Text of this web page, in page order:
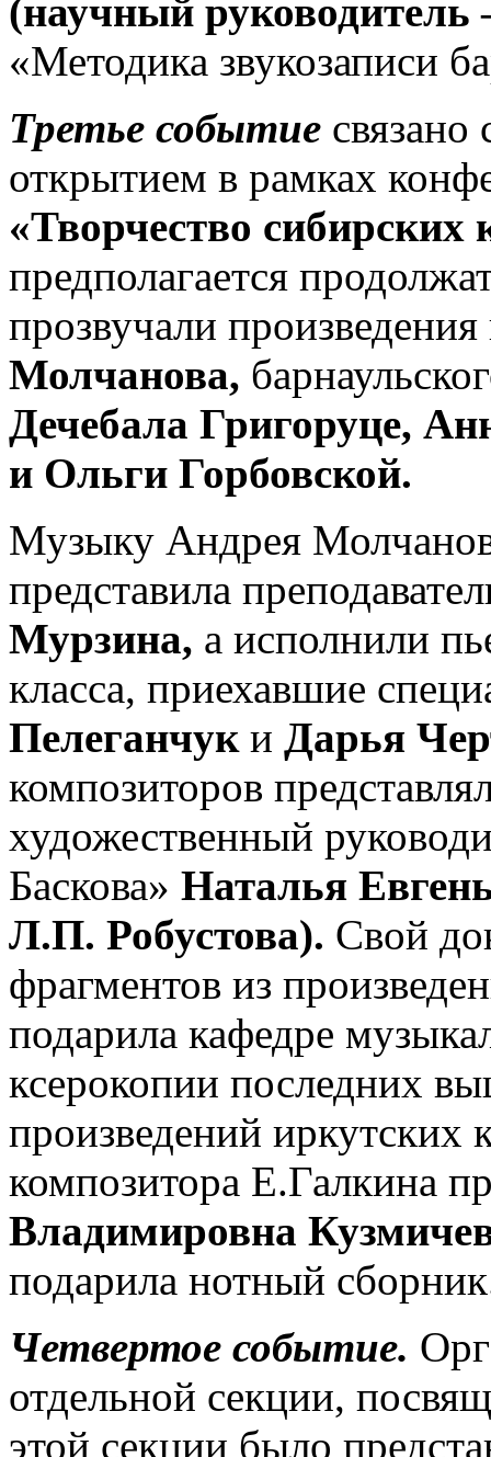
(научный
«Методика звукозаписи
Третье событие
открытием в рамках
«Творчество
предполагается
прозвучали
Молчанова,
Дечебала Григоруце,
и Ольги Горбовской.
Музыку Андрея
представила
Мурзина, а исполнили
класса, приехавшие
Пелеганчук и Дарья
композиторов
художественный
Баскова» Наталья
Л.П. Робустова). Свой
фрагментов из
подарила кафедре
ксерокопии последних
произведений иркутских
композитора Е.Галкина
Владимировна
подарила нотный
Четвертое событие.
отдельной секции,
этой секции было